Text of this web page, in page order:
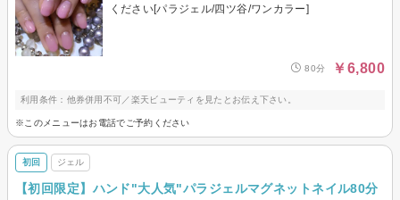
ください[パラジェル/四ツ谷/ワンカラー]
80分 ￥6,800
利用条件：他券併用不可／楽天ビューティを見たとお伝え下さい。
※このメニューはお電話でご予約ください
初回 ジェル
【初回限定】ハンド"大人気"パラジェルマグネットネイル80分